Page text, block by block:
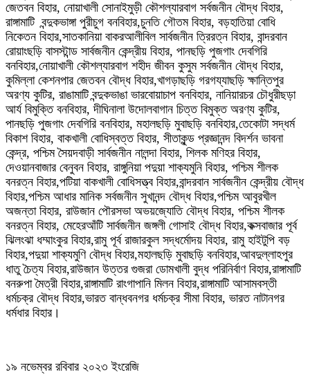
জেতবন বিহার, নোয়াখালী সোনাইমুড়ী কৌশল্যারবাগ সর্বজনীন বৌদ্ধ বিহার,
রাঙ্গামাটি বন্দুকভাঙ্গা পুরীচুগ বনবিহার,চুনতি গৌতম বিহার, বড়হাতিয়া বোধি
নিকেতন বিহার,সাতকানিয়া বাকরআলীবিল সার্বজনীন ত্রিরত্ন বিহার, বান্দরবান
রোয়াংছড়ি বাসস্টান্ড সার্বজনীন কেন্দ্রীয় বিহার, পানছড়ি পুজগাং দেবগিরি
বনবিহার,নোয়াখালী কৌশল্যারবাগ শহীদ জীবন কুসুম সর্বজনীন বৌদ্ধ বিহার,
কুমিল্লা কেশনপার জেতবন বৌদ্ধ বিহার,খাগড়াছড়ি গরগয্যাছড়ি ক্ষান্তিপুর
অরণ্য কুটির, রাঙামাটি বন্দুকভাঙা ভারবোয়াচাপ বনবিহার, নানিয়ারচর চৌধুরীছড়া
আর্য বিমুক্তি বনবিহার, দীঘিনালা উদোলবাগান চিত্ত বিমুক্ত অরণ্য কুটির,
পানছড়ি পুজগাং দেবগিরি বনবিহার, মহালছড়ি মুবাছড়ি বনবিহার,তেকোটা সদ্ধর্ম
বিকাশ বিহার, বাকখালী বোধিস্বত্ত বিহার, সীতাকুন্ড প্রজ্ঞানন্দ বিদর্শন ভাবনা
কেন্দ্র, পশ্চিম সৈয়দবাড়ী সার্বজনীন নালন্দা বিহার, শিলক মণিহর বিহার,
দেওয়ানবাজার বেনুবন বিহার, রাঙ্গুনিয়া পদুয়া শাক্যমুনি বিহার, পশ্চিম শীলক
বনরত্ন বিহার,পটিয়া বাকখালী বোধিসত্ত্ব বিহার,বান্দরবান সার্বজনীন কেন্দ্রীয় বৌদ্ধ
বিহার,প‌শ্চিম আধার মা‌নিক সর্বজনীন সুখানন্দ বৌদ্ধ বিহা‌র,পশ্চিম আবুরখীল
অজন্তা বিহার, রাউজান পৌরসভা অভয়জ্যোতি বৌদ্ধ বিহার, পশ্চিম শীলক
বনরত্ন বিহার, মেহেরআঁটি সার্বজনীন জঙ্গলী গোসাই বৌদ্ধ বিহার,কক্সবাজার পূর্ব
ঝিলংঝা ধম্মাংকুর বিহার,রামু পূর্ব রাজারকুল সদ্ধর্মোদয় বিহার, রামু হাইটুপি বড়
বিহার,পদুয়া শাক্যমুণি বৌদ্ধ বিহার,মহালছড়ি মুবাছড়ি বনবিহার,আবদুল্লাহপুর
ধাতু চৈত্য বিহার,রাউজান উত্তর গুজরা ডোমখালী বুদ্ধ পরিনির্বাণ বিহার,রাঙ্গামাটি
বনরুপা মৈত্রী বিহার,রাঙ্গামাটি রাংগাপানি মিলন বিহার,রাঙ্গামাটি আসামবস্তী
ধর্মচক্র বৌদ্ধ বিহার,ভারত বান্ধবনগর ধর্মচক্র সীমা বিহার, ভারত নাটানগর
ধর্মধার বিহার।
১৯ নভেম্বর রবিবার ২০২৩ ইংরেজি